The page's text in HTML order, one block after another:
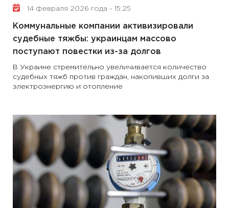
14 февраля 2026 года - 15:25
Коммунальные компании активизировали
судебные тяжбы: украинцам массово
поступают повестки из-за долгов
В Украине стремительно увеличивается количество
судебных тяжб против граждан, накопивших долги за
электроэнергию и отопление